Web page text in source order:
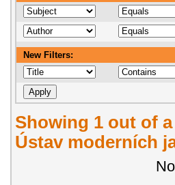
New Filters:
Showing 1 out of
Ústav moderních